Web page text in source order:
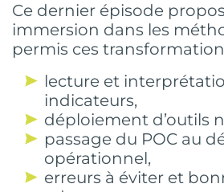
Ce dernier épisode
immersion dans les
permis ces
lecture et
indicateurs,
déploiement d’outils
passage du POC au
opérationnel,
erreurs à éviter et